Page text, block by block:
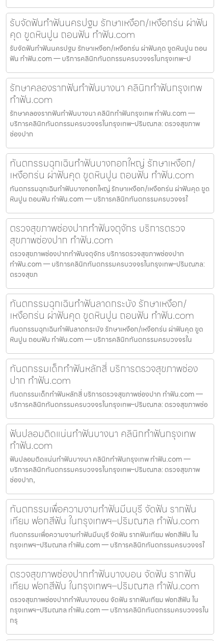
รับจัดฟันทำฟันนครปฐม รักษาเหงือก/เหงือกร่น ผ่าฟัน
คุด ขูดหินปูน ถอนฟัน ทำฟัน.com
รับจัดฟันทำฟันนครปฐม รักษาเหงือก/เหงือกร่น ผ่าฟันคุด ขูดหินปูน ถอน
ฟัน ทำฟัน.com — บริการคลินิกทันตกรรมครบวงจรในกรุงเทพ–ป
รักษาคลองรากฟันทำฟันบางนา คลินิกทำฟันกรุงเทพ
ทำฟัน.com
รักษาคลองรากฟันทำฟันบางนา คลินิกทำฟันกรุงเทพ ทำฟัน.com —
บริการคลินิกทันตกรรมครบวงจรในกรุงเทพ–ปริมณฑล: ตรวจสุขภาพ
ช่องปาก
ทันตกรรมฉุกเฉินทำฟันบางกอกใหญ่ รักษาเหงือก/
เหงือกร่น ผ่าฟันคุด ขูดหินปูน ถอนฟัน ทำฟัน.com
ทันตกรรมฉุกเฉินทำฟันบางกอกใหญ่ รักษาเหงือก/เหงือกร่น ผ่าฟันคุด ขูด
หินปูน ถอนฟัน ทำฟัน.com — บริการคลินิกทันตกรรมครบวงจรใ
ตรวจสุขภาพช่องปากทำฟันจตุจักร บริการตรวจ
สุขภาพช่องปาก ทำฟัน.com
ตรวจสุขภาพช่องปากทำฟันจตุจักร บริการตรวจสุขภาพช่องปาก
ทำฟัน.com — บริการคลินิกทันตกรรมครบวงจรในกรุงเทพ–ปริมณฑล:
ตรวจสุขภ
ทันตกรรมฉุกเฉินทำฟันลาดกระบัง รักษาเหงือก/
เหงือกร่น ผ่าฟันคุด ขูดหินปูน ถอนฟัน ทำฟัน.com
ทันตกรรมฉุกเฉินทำฟันลาดกระบัง รักษาเหงือก/เหงือกร่น ผ่าฟันคุด ขูด
หินปูน ถอนฟัน ทำฟัน.com — บริการคลินิกทันตกรรมครบวงจรใน
ทันตกรรมเด็กทำฟันหลักสี่ บริการตรวจสุขภาพช่อง
ปาก ทำฟัน.com
ทันตกรรมเด็กทำฟันหลักสี่ บริการตรวจสุขภาพช่องปาก ทำฟัน.com —
บริการคลินิกทันตกรรมครบวงจรในกรุงเทพ–ปริมณฑล: ตรวจสุขภาพช่อ
ฟันปลอมติดแน่นทำฟันบางนา คลินิกทำฟันกรุงเทพ
ทำฟัน.com
ฟันปลอมติดแน่นทำฟันบางนา คลินิกทำฟันกรุงเทพ ทำฟัน.com —
บริการคลินิกทันตกรรมครบวงจรในกรุงเทพ–ปริมณฑล: ตรวจสุขภาพ
ช่องปาก,
ทันตกรรมเพื่อความงามทำฟันมีนบุรี จัดฟัน รากฟัน
เทียม ฟอกสีฟัน ในกรุงเทพฯ–ปริมณฑล ทำฟัน.com
ทันตกรรมเพื่อความงามทำฟันมีนบุรี จัดฟัน รากฟันเทียม ฟอกสีฟัน ใน
กรุงเทพฯ–ปริมณฑล ทำฟัน.com — บริการคลินิกทันตกรรมครบวงจรใ
ตรวจสุขภาพช่องปากทำฟันบางบอน จัดฟัน รากฟัน
เทียม ฟอกสีฟัน ในกรุงเทพฯ–ปริมณฑล ทำฟัน.com
ตรวจสุขภาพช่องปากทำฟันบางบอน จัดฟัน รากฟันเทียม ฟอกสีฟัน ใน
กรุงเทพฯ–ปริมณฑล ทำฟัน.com — บริการคลินิกทันตกรรมครบวงจรใน
กรุ